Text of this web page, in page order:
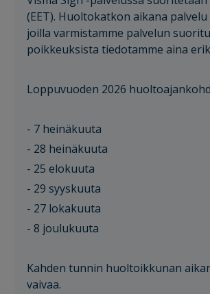
(EET). Huoltokatkon aikana
joilla varmistamme palvelun
poikkeuksista tiedotamme aina
Loppuvuoden 2026
- 7 heinäkuuta
- 28 heinäkuuta
- 25 elokuuta
- 29 syyskuuta
- 27 lokakuuta
- 8 joulukuuta
Kahden tunnin huoltoikkunan
vaivaa.